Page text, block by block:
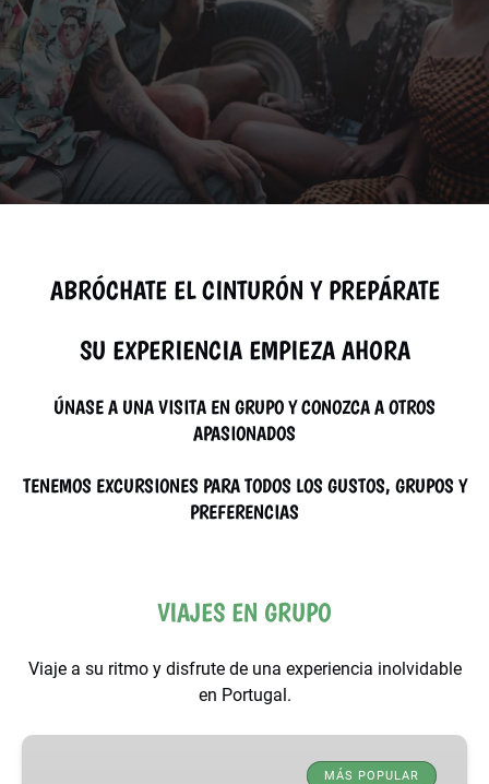
ABRÓCHATE EL CINTURÓN Y PREPÁRATE
SU EXPERIENCIA EMPIEZA AHORA
ÚNASE A UNA VISITA EN GRUPO Y CONOZCA A OTROS
APASIONADOS
TENEMOS EXCURSIONES PARA TODOS LOS GUSTOS, GRUPOS Y
PREFERENCIAS
VIAJES EN GRUPO
Viaje a su ritmo y disfrute de una experiencia inolvidable
en Portugal.
AVENTURA
MÁS POPULAR